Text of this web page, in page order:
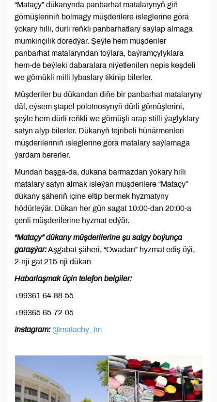
“Mataçy” dükanynda panbarhat matalarynyň giň
görnüşleriniň bolmagy müşderilere isleglerine görä
ýokary hilli, dürli reňkli panbarhatlary saýlap almaga
mümkinçilik döredýär. Şeýle hem müşderiler
panbarhat matalaryndan toýlara, baýramçylyklara
hem-de beýleki dabaralara niýetlenilen nepis keşdeli
we görnükli milli lybaslary tikinip bilerler.
Müşderiler bu dükandan diňe bir panbarhat matalaryny
däl, eýsem ştapel polotnosynyň dürli görnüşlerini,
şeýle hem dürli reňkli we görnüşli arap stilli ýaglyklary
satyn alyp bilerler. Dükanyň tejribeli hünärmenleri
müşderileriniň isleglerine görä matalary saýlamaga
ýardam bererler.
Mundan başga-da, dükana barmazdan ýokary hilli
matalary satyn almak isleýän müşderilere “Mataçy”
dükany şäheriň içine eltip bermek hyzmatyny
hödürleýär. Dükan her gün sagat 10:00-dan 20:00-a
çenli müşderilerine hyzmat edýär.
“Mataçy” dükany müşderilerine şu salgy boýunça
garaşýar:Aşgabat şäheri, “Owadan” hyzmat ediş öýi,
2-nji gat 215-nji dükan
Habarlaşmak üçin telefon belgiler:
+99361 64-88-55
+99365 65-72-05
Instagram: @matachy_tm